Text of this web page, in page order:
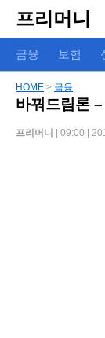
프리머니
금융 보험
HOME > 금융
바꿔드림론
프리머니 | 09:00 |